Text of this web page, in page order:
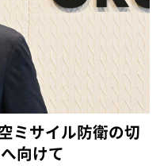
ミサイル防衛の切
向けて